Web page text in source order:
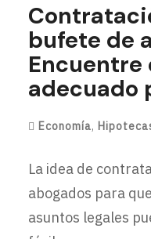
bufete de
Encuentre
adecuado
Economía,
La idea de
abogados para
asuntos legales